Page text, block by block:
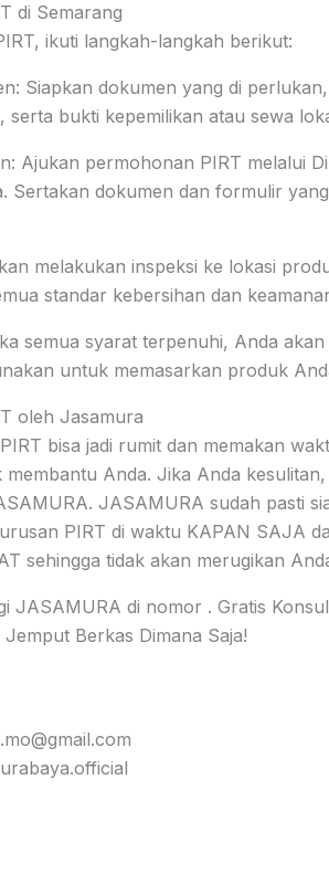
di Semarang
ikuti langkah-langkah berikut:
Siapkan dokumen yang di
serta bukti kepemilikan atau sewa
Ajukan permohonan PIRT melalui
Sertakan dokumen dan formulir
melakukan inspeksi ke lokasi
standar kebersihan dan
semua syarat terpenuhi, Anda
untuk memasarkan produk
oleh Jasamura
bisa jadi rumit dan memakan
Anda. Jika Anda
JASAMURA sudah pasti
PIRT di waktu KAPAN SAJA
sehingga tidak akan merugikan
JASAMURA di nomor . Gratis
Berkas Dimana Saja!